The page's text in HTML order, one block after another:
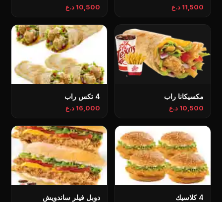
11,500 د.ع 10,500 د.ع
مكسيكانا راب
10,500 د.ع
4 تكس راب
16,000 د.ع
4 كلاسيك دوبل فیلر ساندويش